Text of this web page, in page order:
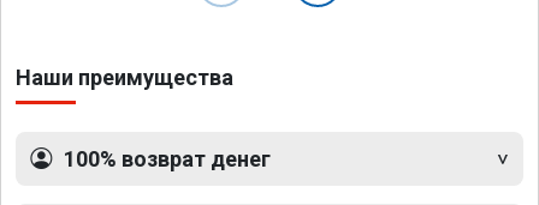
Наши преимущества
100% возврат денег